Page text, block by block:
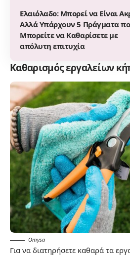
Ελαιόλαδο: Μπορεί να Είναι
Αλλά Υπάρχουν 5 Πράγματα
Μπορείτε να Καθαρίσετε με
απόλυτη επιτυχία
Καθαρισμός εργαλείων
Omysa
Για να διατηρήσετε καθαρά τα